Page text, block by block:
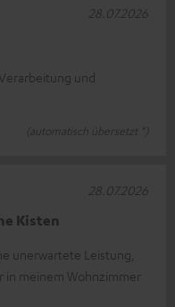
und
(automatisch übersetzt *)
28.07.2026
Kisten
unerwartete Leistung,
in meinem Wohnzimmer
28.07.2026